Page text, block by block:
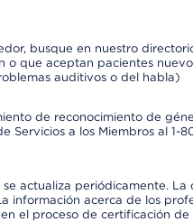
busque en nuestro
o que aceptan pacientes
auditivos o del habla)
de reconocimiento de
Servicios a los Miembros al
actualiza periódicamente.
información acerca de los
el proceso de certificación de